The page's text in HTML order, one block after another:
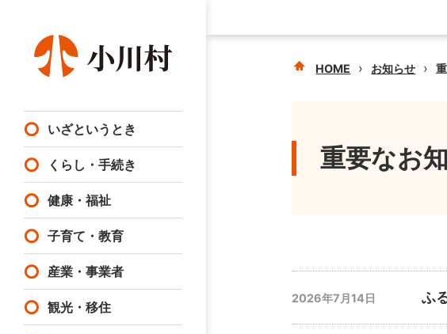
いざというとき
くらし・手続き
健康・福祉
子育て・教育
産業・事業者
観光・移住
HOME › お知らせ ›
重要なお
2026年7月14日 ふ